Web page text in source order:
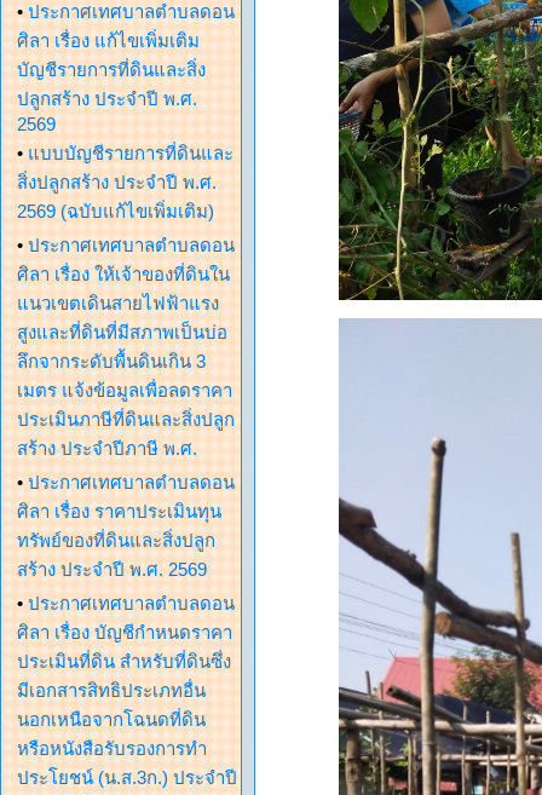
• ประกาศเทศบาลตำบลดอน
ศิลา เรื่อง แก้ไขเพิ่มเติม
บัญชีรายการที่ดินและสิ่ง
ปลูกสร้าง ประจำปี พ.ศ.
2569
• แบบบัญชีรายการที่ดินและ
สิ่งปลูกสร้าง ประจำปี พ.ศ.
2569 (ฉบับแก้ไขเพิ่มเติม)
• ประกาศเทศบาลตำบลดอน
ศิลา เรื่อง ให้เจ้าของที่ดินใน
แนวเขตเดินสายไฟฟ้าแรง
สูงและที่ดินที่มีสภาพเป็นบ่อ
ลึกจากระดับพื้นดินเกิน 3
เมตร แจ้งข้อมูลเพื่อลดราคา
ประเมินภาษีที่ดินและสิ่งปลูก
สร้าง ประจำปีภาษี พ.ศ.
• ประกาศเทศบาลตำบลดอน
ศิลา เรื่อง ราคาประเมินทุน
ทรัพย์ของที่ดินและสิ่งปลูก
สร้าง ประจำปี พ.ศ. 2569
• ประกาศเทศบาลตำบลดอน
ศิลา เรื่อง บัญชีกำหนดราคา
ประเมินที่ดิน สำหรับที่ดินซึ่ง
มีเอกสารสิทธิประเภทอื่น
นอกเหนือจากโฉนดที่ดิน
หรือหนังสือรับรองการทำ
ประโยชน์ (น.ส.3ก.) ประจำปี